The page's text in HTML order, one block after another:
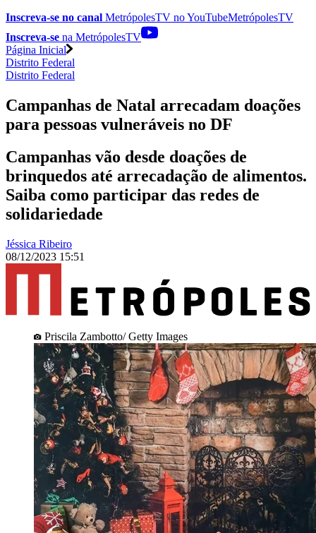
Inscreva-se no canal MetrópolesTV noYouTubeMetrópolesTV
Inscreva-se na MetrópolesTV
Página Inicial
Distrito Federal
Distrito Federal
Campanhas de Natal arrecadam doações
para pessoas vulneráveis no DF
Campanhas vão desde doações de
brinquedos até arrecadação de alimentos.
Saiba como participar das redes de
solidariedade
Jéssica Ribeiro
08/12/2023 15:51
Priscila Zambotto/ Getty Images